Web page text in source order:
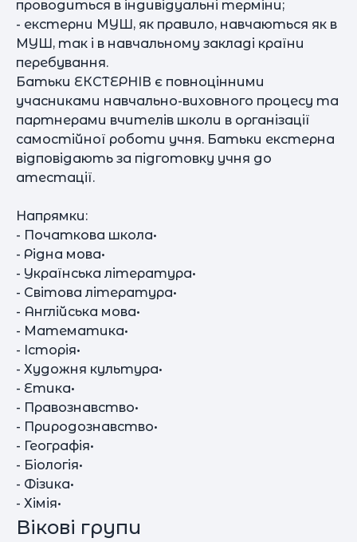
проводиться в індивідуальні терміни;
- екстерни МУШ, як правило, навчаються як в
МУШ, так і в навчальному закладі країни
перебування.
Батьки ЕКСТЕРНІВ є повноцінними
учасниками навчально-виховного процесу та
партнерами вчителів школи в організації
самостійної роботи учня. Батьки екстерна
відповідають за підготовку учня до
атестації.
Напрямки:
- Початкова школа•
- Рідна мова•
- Українська література•
- Світова література•
- Англійська мова•
- Математика•
- Історія•
- Художня культура•
- Етика•
- Правознавство•
- Природознавство•
- Географія•
- Біологія•
- Фізика•
- Хімія•
Вікові групи